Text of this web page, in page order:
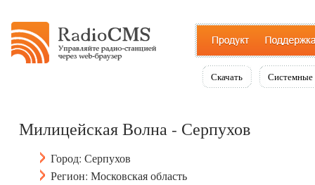
Скачать Системные
Милицейская Волна - Серпухов
Город: Серпухов
Регион: Московская область